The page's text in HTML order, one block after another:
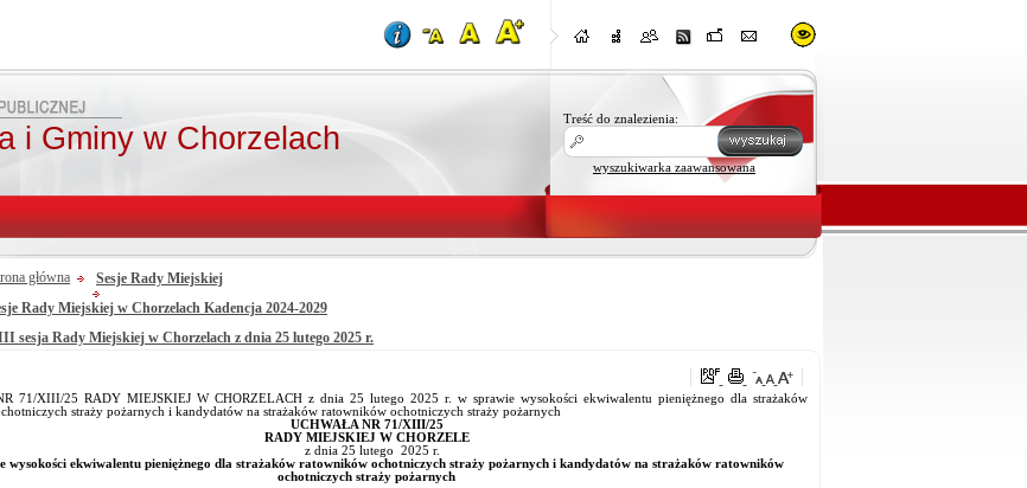
i Gminy w Chorzelach
Treść do znalezienia:
wyszukiwarka zaawansowana
główna
Sesje Rady Miejskiej
Rady Miejskiej w Chorzelach Kadencja 2024-2029
sesja Rady Miejskiej w Chorzelach z dnia 25 lutego 2025 r.
71/XIII/25 RADY MIEJSKIEJ W CHORZELACH z dnia 25 lutego 2025 r. w sprawie wysokości ekwiwalentu pieniężnego dla strażaków
straży pożarnych i kandydatów na strażaków ratowników ochotniczych straży pożarnych
UCHWAŁA NR 71/XIII/25
RADY MIEJSKIEJ W CHORZELE
z dnia 25 lutego 2025 r.
wysokości ekwiwalentu pieniężnego dla strażaków ratowników ochotniczych straży pożarnych i kandydatów na strażaków ratowników
ochotniczych straży pożarnych